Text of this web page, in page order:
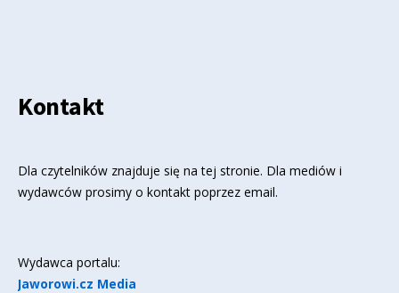
Kontakt
Dla czytelników znajduje się na tej stronie. Dla mediów i
wydawców prosimy o kontakt poprzez email.
Wydawca portalu:
Jaworowi.cz Media